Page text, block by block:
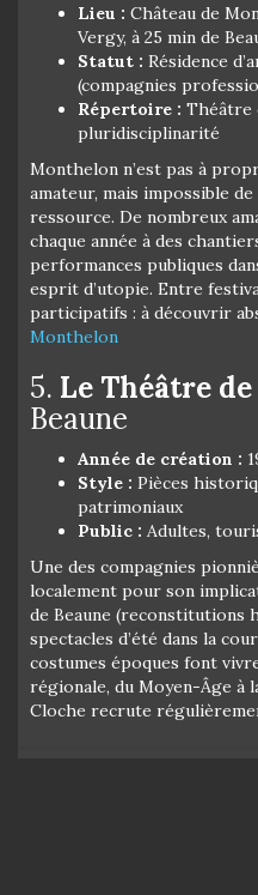
Lieu : Château de
Vergy, à 25 min de
Statut : Résidence
(compagnies
Répertoire : Théâtre
pluridisciplinarité
Monthelon n’est pas à
amateur, mais impossible
ressource. De nombreux
chaque année à des
performances publiques
esprit d’utopie. Entre
participatifs : à découvrir
Monthelon
5. Le Théâtre
Beaune
Année de création :
Style : Pièces
patrimoniaux
Public : Adultes,
Une des compagnies
localement pour son
de Beaune (reconstitutions
spectacles d’été dans la
costumes époques font
régionale, du Moyen-Âge à
Cloche recrute